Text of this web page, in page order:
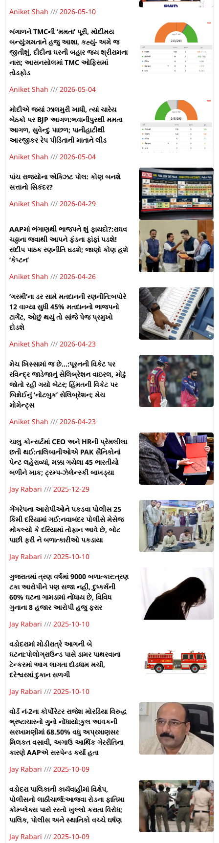
Aniket Shah 2026-05-10
બંગાળને TMCની ‘મમતા’ પૂરી, મોદીમય
બન્યું:મમતાને હજુ આશા, કહ્યું- અમે જ
જીતીશું, દીદીના ઘરની બહાર જય શ્રીરામના
નારા; આસનસોલમાં TMC ઓફિસમાં
તોડફોડ
Aniket Shah
2026-05-04
મોદીએ જ્યાં ઝાલમુરી ખાધી, ત્યાં ચારેય
બેઠકો પર BJP આગળ:ભવાનીપુરથી મમતા
આગળ, સુવેન્દુ પાછળ; પાનીહાટીથી
આરજીકર રેપ પીડિતાની માતાને લીડ
Aniket Shah
2026-05-04
પાંચ રાજ્યોના એક્ઝિટ પોલ: કોણ બનશે
સત્તાનો સિકંદર?
Aniket Shah
2026-04-29
AAPમાં ભંગાણથી ભાજપને શું ફાયદો?:રાઘવ
ચઢ્ઢાના જવાથી આપને ફંડના ફાંફાં પડશે!
સંદીપ પાઠક રણનીતિ ઘડશે; જાણો કોણ હશે
‘કેપ્ટન’
Aniket Shah
2026-04-26
‘ગરમી’ના ડર સામે મતદાનની રણનીતિ:બપોરે
12 વાગ્યા સુધી 45% મતદાનનો ભાજપનો
ટાર્ગેટ, ઓછું થયું તો સાંજે પેજ પ્રમુખો
દોડશે
Aniket Shah
2026-04-23
મેચ ખિસ્સામાં જ છે…:પૂરનની વિકેટ પર
રવિન્દ્ર જાડેજાનું સેલિબ્રેશન વાઇરલ, મોઢું
જોતો રહી ગયો બેટર; હિંમતની વિકેટ પર
બિશ્નોઈનું ‘નોટબુક’ સેલિબ્રેશન; મેચ
મોમેન્ટ્સ
Aniket Shah
2026-04-23
ચાલુ કોન્સર્ટમાં CEO અને HRની પ્રેમલીલા
છતી થઈ:તાલિબાનીઓએ PAK સૈનિકોનાં
પેન્ટ લહેરાવ્યાં, મક્કા ગયેલા 45 ભારતીયો
બળીને ખાક; ટ્રમ્પ-ઝેલેન્સ્કી બાખડ્યા
Jay Rabari
2025-12-29
ગેંગરેપના આરોપીઓને પકડવા પોલીસ 25
કિમી દરિયામાં ગઈ:નવાબંદર પોલીસે મેસેજ
મોકલ્યો કે દરિયામાં તોફાન આવે છે, બોટ
પાછી ફરી ને બળાત્કારીઓ પકડાયા
Jay Rabari
2025-10-10
ગુજરાતમાં ત્રણ વર્ષમાં 9000 બળાત્કાર:ત્રણ
ટકા આરોપીને પણ સજા નહીં, દુષ્કર્મની
60% ઘટના ગામડામાં નોંધાય છે, વિવિધ
ગુનાના 8 હજાર આરોપી હજુ ફરાર
Jay Rabari
2025-10-10
વડોદરામાં મોડીરાત્રે આગની બે
ઘટના:પોલોગ્રાઉન્ડ પાસે ડામર પાથરવાના
ટેન્કરમાં આગ લાગતા દોડધામ મચી,
દરેશ્વરમાં દુકાન સળગી
Jay Rabari
2025-10-10
વોર્ડ નં-2ના કોર્પોરેટર રાજેશ મોરડિયા વિરુદ્ધ
ભ્રષ્ટાચારનો ગુનો નોંધાયો:કુલ આવકની
સરખામણીમાં 68.50% વધુ અપ્રમાણસર
મિલકત વસાવી, અગાઉ આર્થિક ગેરરીતિના
કારણે AAPએ સસ્પેન્ડ કર્યા હતા
Jay Rabari
2025-10-09
વડોદરા પાલિકાની કાર્યવાહીમાં વિક્ષેપ,
પોલીસનો લાઠીચાર્જ:આજવા રોડના ફાતિમા
કોમ્પ્લેક્સ પાસે રસ્તો ખુલ્લો કરાતા વિરોધ;
પાલિક, પોલીસ અને સ્થાનિકો વચ્ચે ઘર્ષણ
Jay Rabari
2025-10-09